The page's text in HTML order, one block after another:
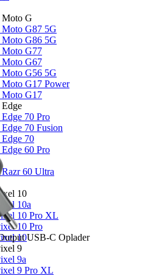
G
G87 5G
G86 5G
G77
G67
G56 5G
G17 Power
G17
70 Pro
Edge 70 Fusion
Edge 70
Edge 60 Pro
60 Ultra
10
10a
10 Pro XL
10 Pro
10
9
9a
9 Pro XL
USB-C Oplader